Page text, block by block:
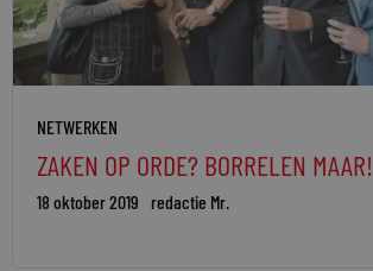
NETWERKEN
ZAKEN OP ORDE? BORRELEN MAAR!
18 oktober 2019 redactie Mr.